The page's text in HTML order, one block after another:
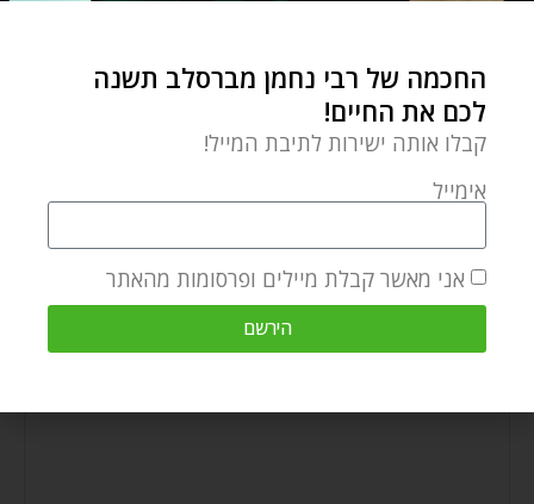
דצמבר 22, 2024
הוספת תגובה
החכמה של רבי נחמן מברסלב תשנה
לכם את החיים!
קבלו אותה ישירות לתיבת המייל!
אימייל
אני מאשר קבלת מיילים ופרסומות מהאתר
הירשם